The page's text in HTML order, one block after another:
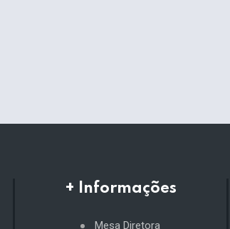
+ Informações
Mesa Diretora